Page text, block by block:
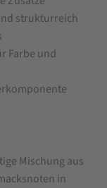
strukturreich
Farbe und
Mischung aus
in